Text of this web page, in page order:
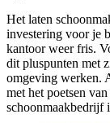
Het laten
investering voor je
kantoor weer fris.
dit pluspunten met
omgeving werken.
met het poetsen
schoonmaakbedrijf